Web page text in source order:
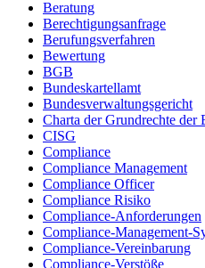
Beratung
Berechtigungsanfrage
Berufungsverfahren
Bewertung
BGB
Bundeskartellamt
Bundesverwaltungsgericht
Charta der Grundrechte der
CISG
Compliance
Compliance Management
Compliance Officer
Compliance Risiko
Compliance-Anforderungen
Compliance-Management-
Compliance-Vereinbarung
Compliance-Verstöße